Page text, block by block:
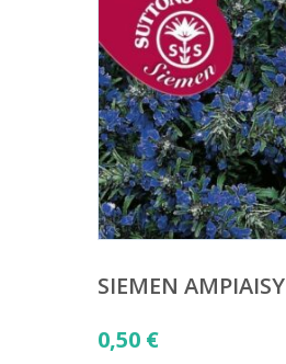
SIEMEN
0,50 €